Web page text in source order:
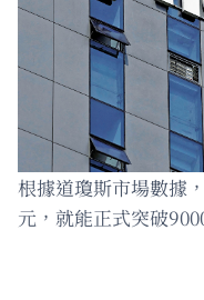
根據道瓊斯市場數據
元，就能正式突破